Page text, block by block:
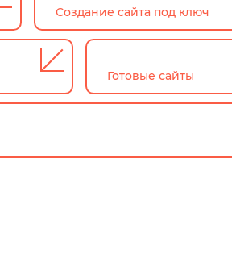
Создание сайта под ключ
Готовые сайты